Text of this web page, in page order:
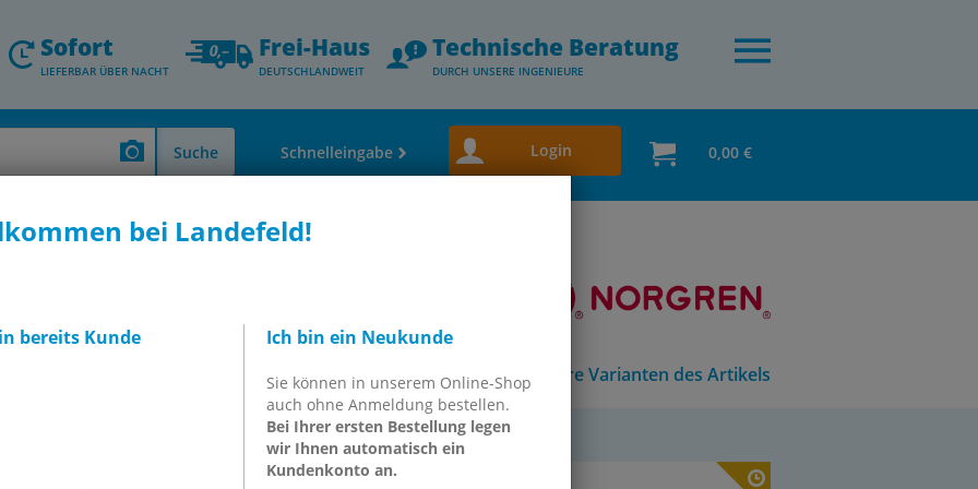
bei Landefeld!
bereits Kunde Ich bin ein Neukunde
Sie können in unserem Online-Shop
auch ohne Anmeldung bestellen.
Bei Ihrer ersten Bestellung legen
wir Ihnen automatisch ein
Kundenkonto an.
Sofort
LIEFERBAR ÜBER NACHT
Frei-Haus
DEUTSCHLANDWEIT
Technische Beratung
DURCH UNSERE INGENIEURE
Suche Schnelleingabe Login 0,00 €
G1/2
Andere Varianten des Artikels
inkl. MwSt.